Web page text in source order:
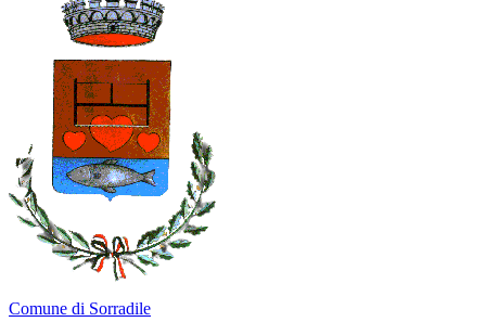
Comune di Sorradile